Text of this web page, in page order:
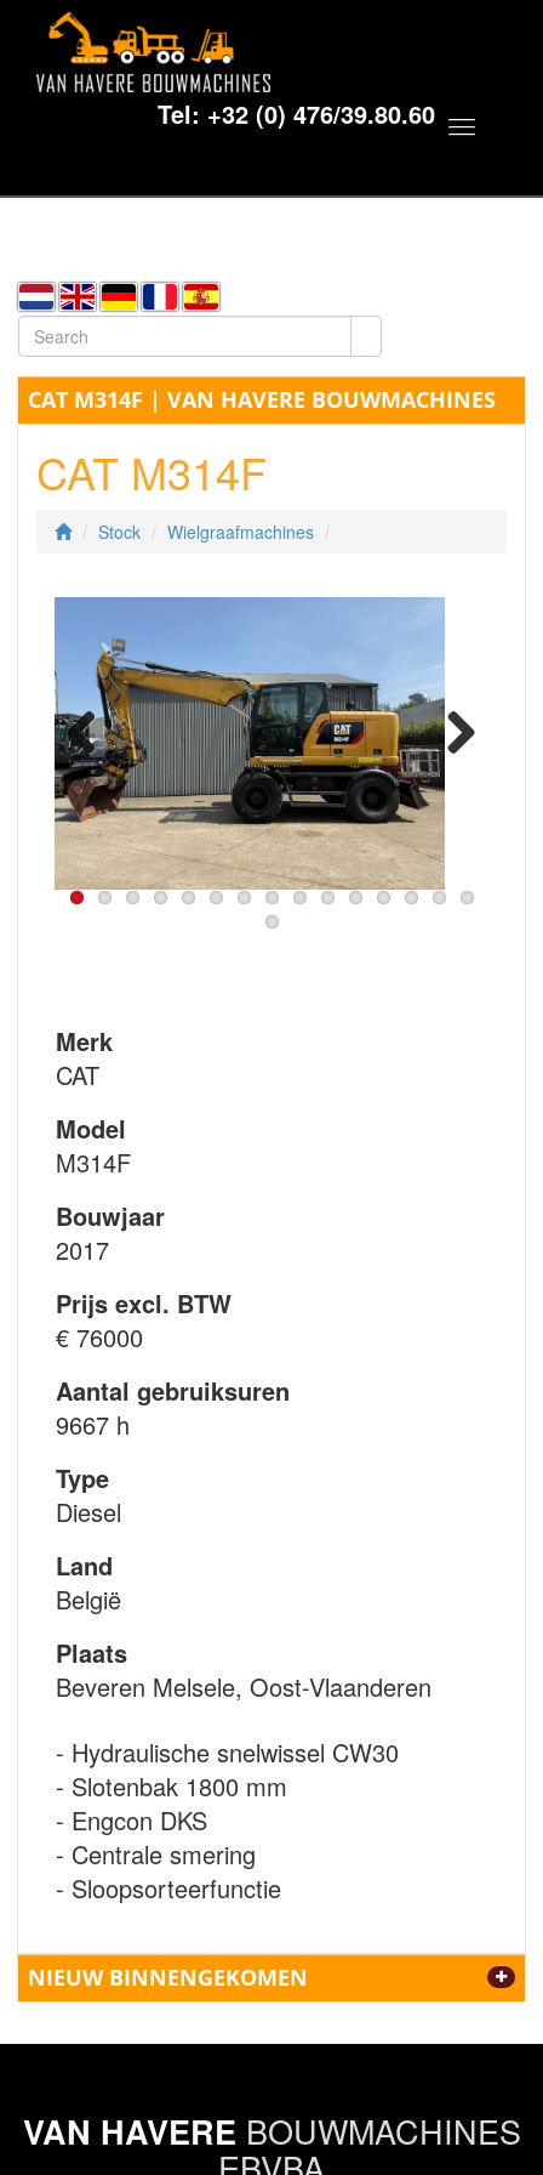
Tel: +32 (0) 476/39.80.60
Toggle
CAT M314F | VAN HAVERE BOUWMACHINES
CAT M314F
Stock Wielgraafmachines
Previous
Merk
CAT
Model
M314F
Bouwjaar
2017
Prijs excl. BTW
€ 76000
Aantal gebruiksuren
9667 h
Type
Diesel
Land
België
Plaats
Beveren Melsele, Oost-Vlaanderen
- Hydraulische snelwissel CW30
- Slotenbak 1800 mm
- Engcon DKS
- Centrale smering
- Sloopsorteerfunctie
NIEUW BINNENGEKOMEN
VAN HAVERE BOUWMACHINES